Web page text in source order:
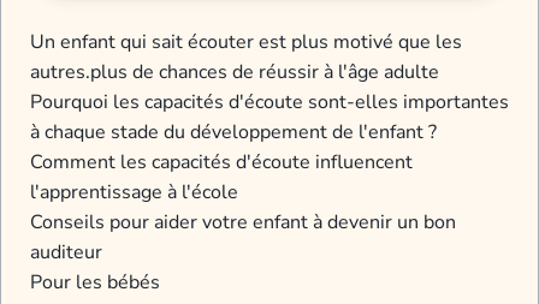
Un enfant qui sait écouter est plus motivé que les
autres.plus de chances de réussir à l'âge adulte
Pourquoi les capacités d'écoute sont-elles importantes
à chaque stade du développement de l'enfant ?
Comment les capacités d'écoute influencent
l'apprentissage à l'école
Conseils pour aider votre enfant à devenir un bon
auditeur
Pour les bébés